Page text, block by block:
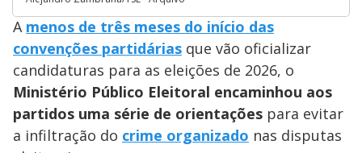
A menos de três meses do início das
convenções partidárias que vão oficializar
candidaturas para as eleições de 2026, o
Ministério Público Eleitoral encaminhou aos
partidos uma série de orientações para evitar
a infiltração do crime organizado nas disputas